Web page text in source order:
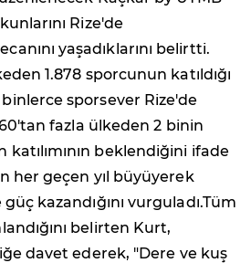
Rize'de
yaşadıklarını belirtti.
1.878 sporcunun katıldığı
sporsever Rize'de
60'tan fazla ülkeden 2 binin
beklendiğini ifade
her geçen yıl büyüyerek
kazandığını vurguladı.Tüm
belirten Kurt,
davet ederek, "Dere ve kuş